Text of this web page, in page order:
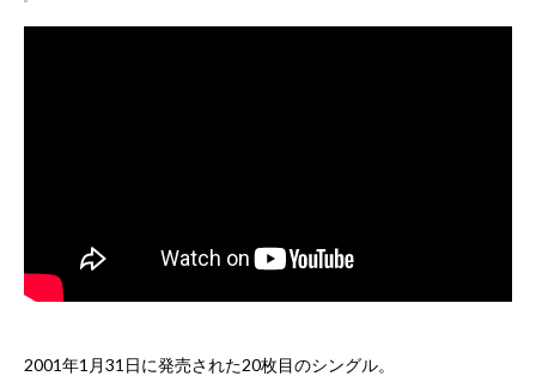
2001年1月31日に発売された20枚目のシングル。